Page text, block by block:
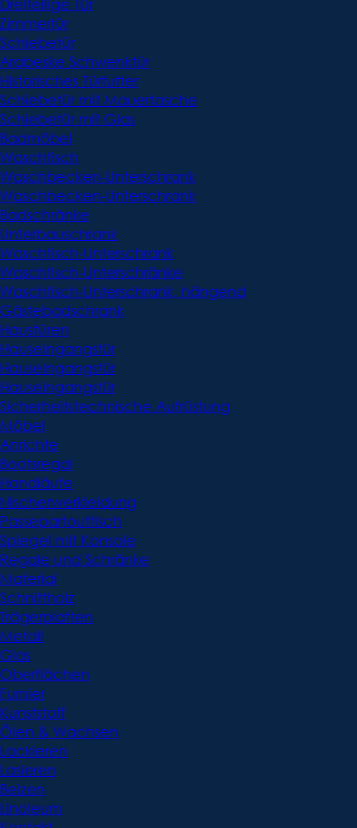
Dreiteilige Tür
Zimmertür
Schiebetür
Arabeske Schwenktür
Historisches Türfutter
Schiebetür mit Mauertasche
Schiebetür mit Glas
Badmöbel
Waschtisch
Waschbecken-Unterschrank
Waschbecken-Unterschrank
Badschränke
Unterbauschrank
Waschtisch-Unterschrank
Waschtisch-Unterschränke
Waschtisch-Unterschrank, hängend
Gästebadschrank
Haustüren
Hauseingangstür
Hauseingangstür
Hauseingangstür
Sicherheitstechnische Aufrüstung
Möbel
Anrichte
Bootsregal
Handläufe
Nischenverkleidung
Passepartouttisch
Spiegel mit Konsole
Regale und Schränke
Material
Schnittholz
Trägerplatten
Metall
Glas
Oberflächen
Furnier
Kunststoff
Ölen & Wachsen
Lackieren
Lasieren
Beizen
Linoleum